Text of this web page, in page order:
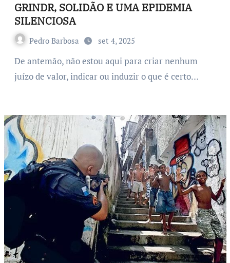
GRINDR, SOLIDÃO E UMA EPIDEMIA
SILENCIOSA
Pedro Barbosa set 4, 2025
De antemão, não estou aqui para criar nenhum
juízo de valor, indicar ou induzir o que é certo…